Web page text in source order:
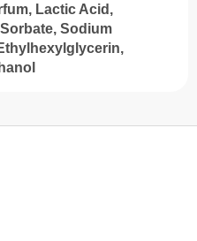
Lactic Acid,
Sodium